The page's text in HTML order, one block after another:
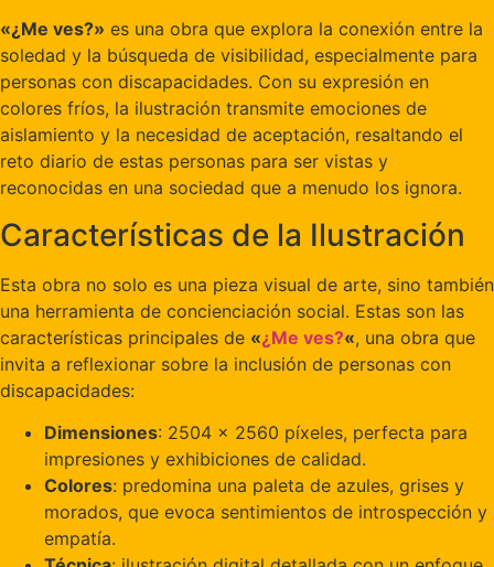
«¿Me ves?» es una obra que explora la conexión entre la
soledad y la búsqueda de visibilidad, especialmente para
personas con discapacidades. Con su expresión en
colores fríos, la ilustración transmite emociones de
aislamiento y la necesidad de aceptación, resaltando el
reto diario de estas personas para ser vistas y
reconocidas en una sociedad que a menudo los ignora.
Características de la Ilustración
Esta obra no solo es una pieza visual de arte, sino también
una herramienta de concienciación social. Estas son las
características principales de «¿Me ves?«, una obra que
invita a reflexionar sobre la inclusión de personas con
discapacidades:
Dimensiones: 2504 x 2560 píxeles, perfecta para
impresiones y exhibiciones de calidad.
Colores: predomina una paleta de azules, grises y
morados, que evoca sentimientos de introspección y
empatía.